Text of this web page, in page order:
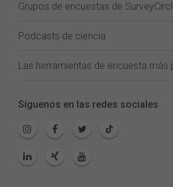
Grupos de encuestas de
Podcasts de ciencia
Las herramientas de encuesta más
Síguenos en las redes sociales